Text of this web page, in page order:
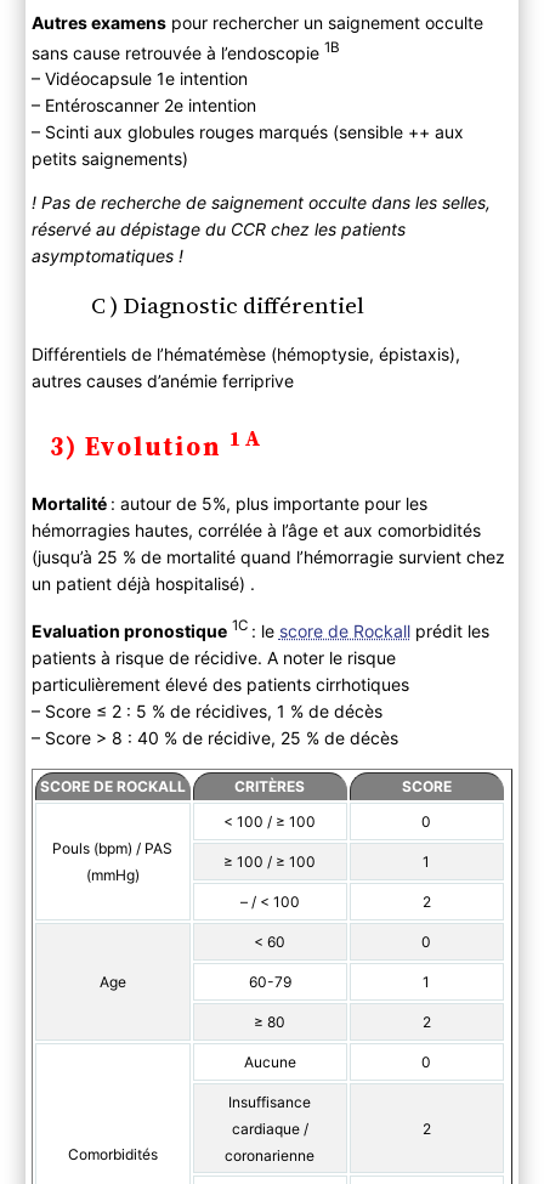
Autres examenspour rechercher un saignement occulte
sans cause retrouvée à l’endoscopie 1B
– Vidéocapsule 1e intention
– Entéroscanner 2e intention
– Scinti aux globules rouges marqués (sensible ++ aux
petits saignements)
! Pas de recherche de saignement occulte dans les selles,
réservé au dépistage du CCR chez les patients
asymptomatiques !
C ) Diagnostic différentiel
Différentiels de l’hématémèse (hémoptysie, épistaxis),
autres causes d’anémie ferriprive
3) Evolution 1A
Mortalité : autour de 5%, plus importante pour les
hémorragies hautes, corrélée à l’âge et aux comorbidités
(jusqu’à 25 % de mortalité quand l’hémorragie survient chez
un patient déjà hospitalisé) .
Evaluation pronostique 1C : le score de Rockallprédit les
patients à risque de récidive. A noter le risque
particulièrement élevé des patients cirrhotiques
– Score ≤ 2 : 5 % de récidives, 1 % de décès
– Score > 8 : 40 % de récidive, 25 % de décès
SCORE DE ROCKALL CRITÈRES SCORE
Pouls (bpm) / PAS
(mmHg)
< 100 / ≥ 100 0
≥ 100 / ≥ 100 1
– / < 100 2
Age
< 60 0
60-79 1
≥ 80 2
Comorbidités
Aucune 0
Insuffisance
cardiaque /
coronarienne
2